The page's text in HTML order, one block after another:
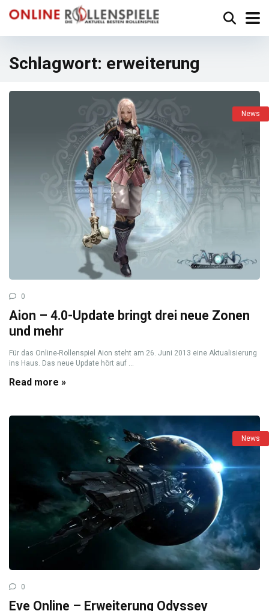
Schlagwort: erweiterung
News
0
Aion – 4.0-Update bringt drei neue Zonen
und mehr
Für das Online-Rollenspiel Aion steht am 26. Juni 2013 eine Aktualisierung
ins Haus. Das neue Update hört auf ...
Read more »
News
0
Eve Online – Erweiterung Odyssey